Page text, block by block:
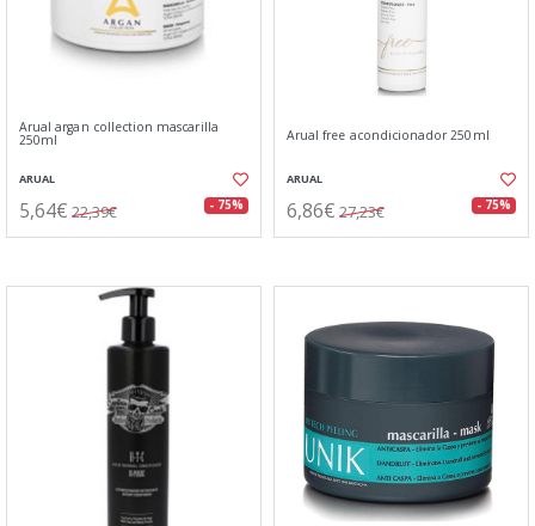
Arual argan collection mascarilla
250ml
ARUAL
5,64€ 22,39€ - 75%
Arual free acondicionador 250ml
ARUAL
6,86€ 27,23€ - 75%